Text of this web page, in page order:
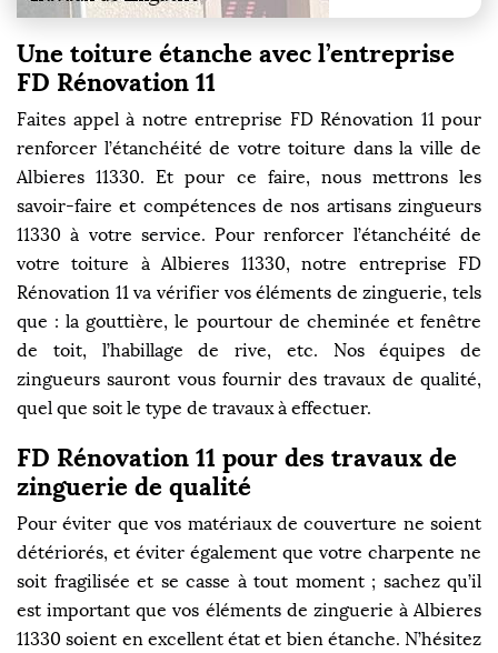
Une toiture étanche avec l’entreprise
FD Rénovation 11
Faites appel à notre entreprise FD Rénovation 11 pour
renforcer l’étanchéité de votre toiture dans la ville de
Albieres 11330. Et pour ce faire, nous mettrons les
savoir-faire et compétences de nos artisans zingueurs
11330 à votre service. Pour renforcer l’étanchéité de
votre toiture à Albieres 11330, notre entreprise FD
Rénovation 11 va vérifier vos éléments de zinguerie, tels
que : la gouttière, le pourtour de cheminée et fenêtre
de toit, l’habillage de rive, etc. Nos équipes de
zingueurs sauront vous fournir des travaux de qualité,
quel que soit le type de travaux à effectuer.
FD Rénovation 11 pour des travaux de
zinguerie de qualité
Pour éviter que vos matériaux de couverture ne soient
détériorés, et éviter également que votre charpente ne
soit fragilisée et se casse à tout moment ; sachez qu’il
est important que vos éléments de zinguerie à Albieres
11330 soient en excellent état et bien étanche. N’hésitez